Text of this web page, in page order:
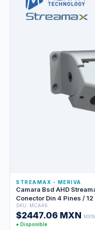
STREAMAX - MERIVA
Camara Bsd AHD
Conector Din 4 Pines /
SKU: MCA46
$2447.06 MXN MXN
● Disponible